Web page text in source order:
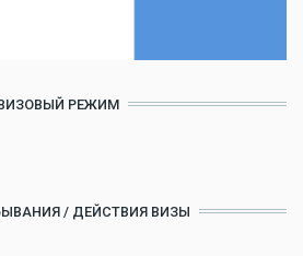
РЕЖИМ
/ ДЕЙСТВИЯ ВИЗЫ